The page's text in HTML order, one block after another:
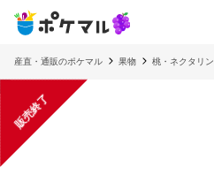
産直・通販のポケマル 果物 桃・ネクタリン
販売終了